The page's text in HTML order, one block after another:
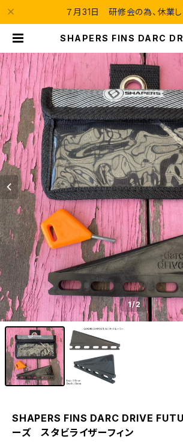
７月31日 研修会の為、休業し
SHAPERS FINS DARC
イザーフィン | Blue Velvet
e
1/2
SHAPERS FINS DARC DRIVE
ーズ スタビライザーフィン